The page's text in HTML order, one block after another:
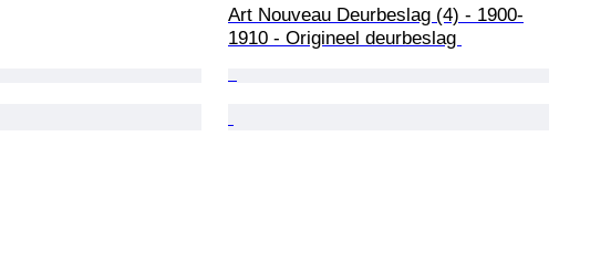
Art Nouveau Deurbeslag (4) - 1900-
1910 - Origineel deurbeslag